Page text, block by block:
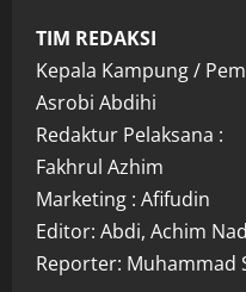
TIM REDAKSI
Kepala Kampung /
Asrobi Abdihi
Redaktur Pelaksana :
Fakhrul Azhim
Marketing : Afifudin
Editor: Abdi, Achim
Reporter: Muhammad